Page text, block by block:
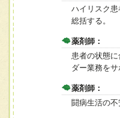
ハイリスク
総括する。
薬剤師：
患者の状態
ダー業務をサ
薬剤師：
闘病生活の